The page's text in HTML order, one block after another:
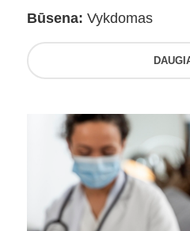
Būsena: Vykdomas